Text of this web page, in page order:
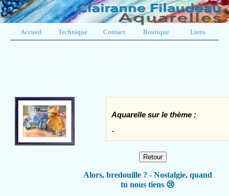
Accueil Technique Contact Boutique Liens
Aquarelle sur le thème :
-
Alors, bredouille ? - Nostalgie, quand
tu nous tiens 😢